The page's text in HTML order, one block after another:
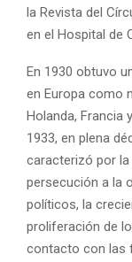
la Revista del
en el Hospital de
En 1930 obtuvo
en Europa como
Holanda, Francia
1933, en plena
caracterizó por la
persecución a la
políticos, la
proliferación de
contacto con las